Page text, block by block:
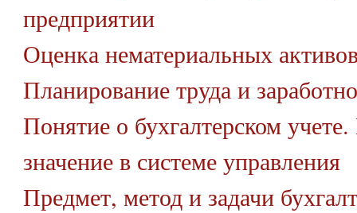
предприятии
Оценка нематериальных
Планирование труда и
Понятие о бухгалтерском
значение в системе управления
Предмет, метод и задачи